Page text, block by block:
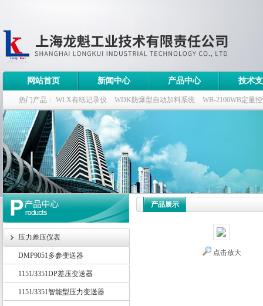
网站首页 新闻中心 产品中心 技术
热门产品： WLX有纸记录仪 WDK防爆型自动加料系统 WB-2100WB定量
WDK流量定量控制柜 WB-2100定量装车控制仪
压力差压仪表
DMP9051多参变送器
1151/3351DP差压变送器
1151/3351智能型压力变送器
产品展示
点击放大